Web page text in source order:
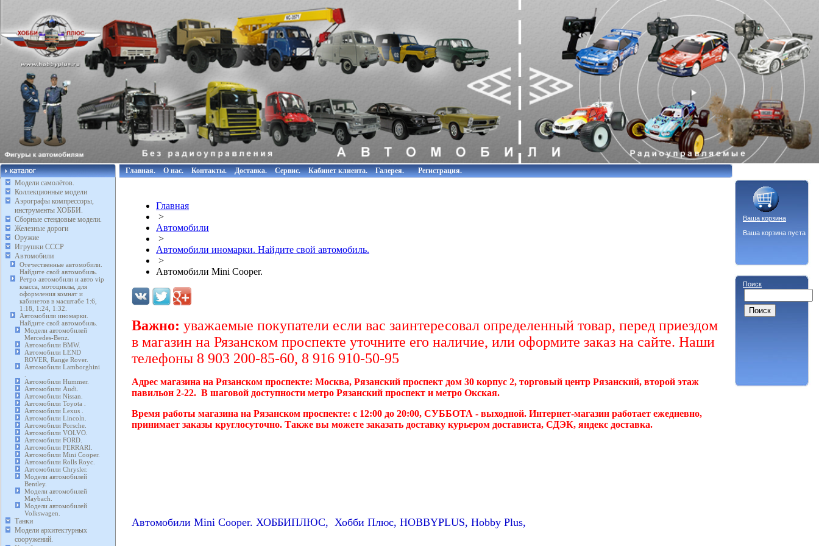
Модели самолётов.
Коллекционные модели
Аэрографы компрессоры,
инструменты ХОББИ.
Сборные стендовые модели.
Железные дороги
Оружие
Игрушки СССР
Автомобили
Отечественные автомобили.
Найдите свой автомобиль.
Ретро автомобили и авто vip
класса, мотоциклы, для
оформления комнат и
кабинетов в масштабе 1:6,
1:18, 1:24, 1:32.
Автомобили иномарки.
Найдите свой автомобиль.
Модели автомобилей
Mercedes-Benz.
Автомобили BMW.
Автомобили LEND
ROVER, Range Rover.
Автомобили Lamborghini
Автомобили Hummer.
Автомобили Audi.
Автомобили Nissan.
Автомобили Toyota .
Автомобили Lexus .
Автомобили Lincoln.
Автомобили Porsche.
Автомобили VOLVO.
Автомобили FORD.
Автомобили FERRARI.
Автомобили Mini Cooper.
Автомобили Rolls Royc.
Автомобили Chrysler.
Модели автомобилей
Bentley.
Модели автомобилей
Maybach.
Модели автомобилей
Volkswagen.
Танки
Модели архитектурных
сооружений.
Главная. О нас. Контакты. Доставка. Сервис. Кабинет клиента. Галерея. Регистрация.
Главная
>
Автомобили
>
Автомобили иномарки. Найдите свой автомобиль.
>
Автомобили Mini Cooper.
Важно: уважаемые покупатели если вас заинтересовал определенный товар, перед приездом
в магазин на Рязанском проспекте уточните его наличие, или оформите заказ на сайте. Наши
телефоны 8 903 200-85-60, 8 916 910-50-95
Адрес магазина на Рязанском проспекте: Москва, Рязанский проспект дом 30 корпус 2, торговый центр Рязанский, второй этаж
павильон 2-22. В шаговой доступности метро Рязанский проспект и метро Окская.
Время работы магазина на Рязанском проспекте: с 12:00 до 20:00, СУББОТА - выходной. Интернет-магазин работает ежедневно,
принимает заказы круглосуточно. Также вы можете заказать доставку курьером достависта, СДЭК, яндекс доставка.
Автомобили Mini Cooper. ХОББИПЛЮС, Хобби Плюс, HOBBYPLUS, Hobby Plus,
Ваша корзина
Ваша корзина пуста
Поиск